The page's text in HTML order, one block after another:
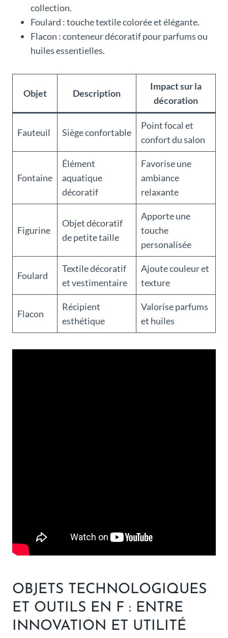
collection.
Foulard : touche textile colorée et élégante.
Flacon : conteneur décoratif pour parfums ou
huiles essentielles.
Objet Description
Impact sur la
décoration
Fauteuil Siège confortable
Point focal et
confort du salon
Fontaine
Élément
aquatique
décoratif
Favorise une
ambiance
relaxante
Figurine
Objet décoratif
de petite taille
Apporte une
touche
personalisée
Foulard
Textile décoratif
et vestimentaire
Ajoute couleur et
texture
Flacon
Récipient
esthétique
Valorise parfums
et huiles
OBJETS TECHNOLOGIQUES
ET OUTILS EN F : ENTRE
INNOVATION ET UTILITÉ